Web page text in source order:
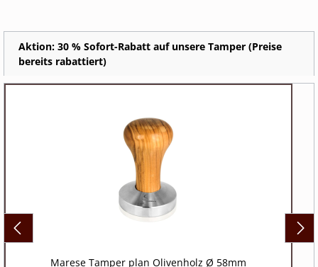
Aktion: 30 % Sofort-Rabatt auf unsere Tamper (Preise
bereits rabattiert)
Marese Tamper plan Olivenholz Ø 58mm